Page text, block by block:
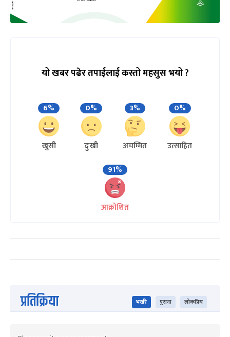
यो खबर पढेर तपाईलाई कस्तो महसुस भयो ?
6%
खुसी
0%
दुःखी
3%
अचम्मित
0%
उत्साहित
91%
आक्रोशित
प्रतिक्रिया भर्खरै पुराना लोकप्रिय